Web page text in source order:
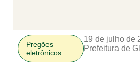
Pregões
eletrônicos
19 de julho de
Prefeitura de